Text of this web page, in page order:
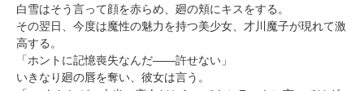
白雪はそう言って顔を赤らめ、廻の頬にキスをする。
その翌日、今度は魔性の魅力を持つ美少女、才川魔子が現れて激
高する。
「ホントに記憶喪失なんだ――許せない」
いきなり廻の唇を奪い、彼女は言う。